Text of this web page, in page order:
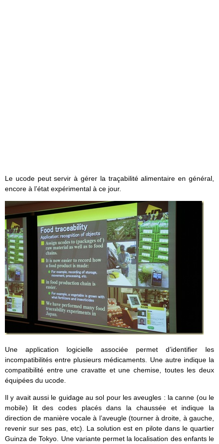
Le ucode peut servir à gérer la traçabilité alimentaire en général,
encore à l’état expérimental à ce jour.
Une application logicielle associée permet d’identifier les
incompatibilités entre plusieurs médicaments. Une autre indique la
compatibilité entre une cravatte et une chemise, toutes les deux
équipées du ucode.
Il y avait aussi le guidage au sol pour les aveugles : la canne (ou le
mobile) lit des codes placés dans la chaussée et indique la
direction de manière vocale à l’aveugle (tourner à droite, à gauche,
revenir sur ses pas, etc). La solution est en pilote dans le quartier
Guinza de Tokyo. Une variante permet la localisation des enfants le